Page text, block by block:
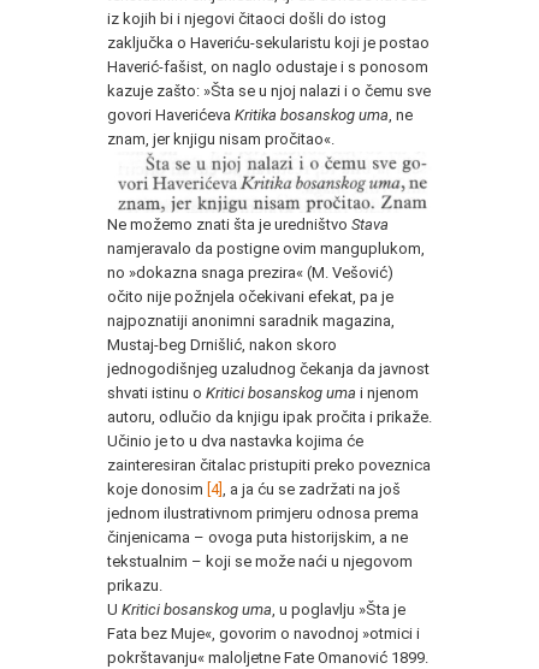
iz kojih bi i njegovi čitaoci došli do istog
zaključka o Haveriću-sekularistu koji je postao
Haverić-fašist, on naglo odustaje i s ponosom
kazuje zašto: »Šta se u njoj nalazi i o čemu sve
govori Haverićeva Kritika bosanskog uma , ne
znam, jer knjigu nisam pročitao«.
Ne možemo znati šta je uredništvo Stava
namjeravalo da postigne ovim manguplukom,
no »dokazna snaga prezira« (M. Vešović)
očito nije požnjela očekivani efekat, pa je
najpoznatiji anonimni saradnik magazina,
Mustaj-beg Drnišlić, nakon skoro
jednogodišnjeg uzaludnog čekanja da javnost
shvati istinu o Kritici bosanskog uma i njenom
autoru, odlučio da knjigu ipak pročita i prikaže.
Učinio je to u dva nastavka kojima će
zainteresiran čitalac pristupiti preko poveznica
koje donosim [4], a ja ću se zadržati na još
jednom ilustrativnom primjeru odnosa prema
činjenicama – ovoga puta historijskim, a ne
tekstualnim – koji se može naći u njegovom
prikazu.
U Kritici bosanskog uma, u poglavlju »Šta je
Fata bez Muje«, govorim o navodnoj »otmici i
pokrštavanju« maloljetne Fate Omanović 1899.